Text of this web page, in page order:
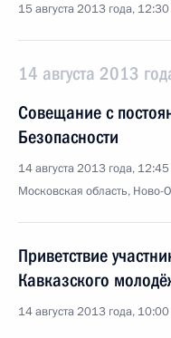
15 августа 2013 года, 12:30
14 августа 2013
Совещание с
Безопасности
14 августа 2013 года, 12:45
Московская область, Ново-
Приветствие
Кавказского
14 августа 2013 года, 10:00